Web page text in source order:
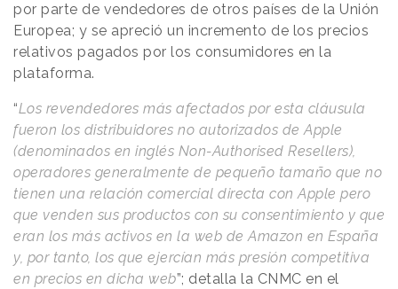
por parte de vendedores de otros países de la Unión
Europea; y se apreció un incremento de los precios
relativos pagados por los consumidores en la
plataforma.
“Los revendedores más afectados por esta cláusula
fueron los distribuidores no autorizados de Apple
(denominados en inglés Non-Authorised Resellers),
operadores generalmente de pequeño tamaño que no
tienen una relación comercial directa con Apple pero
que venden sus productos con su consentimiento y que
eran los más activos en la web de Amazon en España
y, por tanto, los que ejercían más presión competitiva
en precios en dicha web”; detalla la CNMC en el